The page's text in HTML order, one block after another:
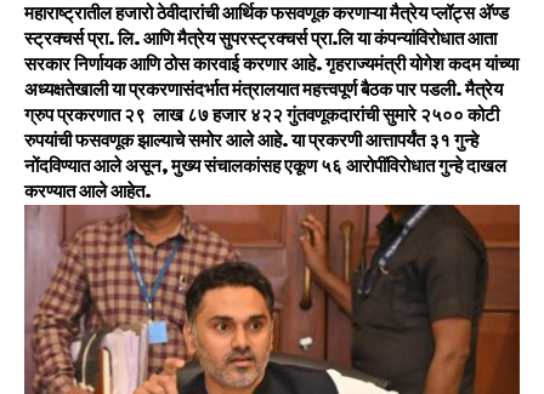
महाराष्ट्रातील हजारो ठेवीदारांची आर्थिक फसवणूक करणाऱ्या मैत्रेय प्लॉट्स अ‍ॅण्ड
स्ट्रक्चर्स प्रा. लि. आणि मैत्रेय सुपरस्ट्रक्चर्स प्रा.लि या कंपन्यांविरोधात आता
सरकार निर्णायक आणि ठोस कारवाई करणार आहे. गृहराज्यमंत्री योगेश कदम यांच्या
अध्यक्षतेखाली या प्रकरणासंदर्भात मंत्रालयात महत्त्वपूर्ण बैठक पार पडली. मैत्रेय
ग्रुप प्रकरणात २९ लाख ८७ हजार ४२२ गुंतवणूकदारांची सुमारे २५०० कोटी
रुपयांची फसवणूक झाल्याचे समोर आले आहे. या प्रकरणी आत्तापर्यंत ३१ गुन्हे
नोंदविण्यात आले असून, मुख्य संचालकांसह एकूण ५६ आरोपींविरोधात गुन्हे दाखल
करण्यात आले आहेत.